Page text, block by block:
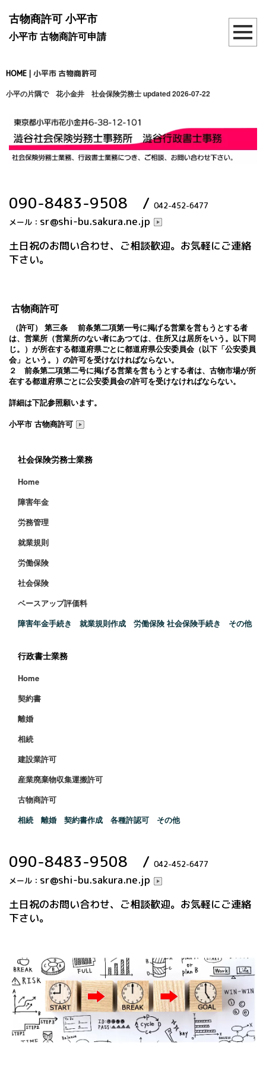
古物商許可 小平市
小平市 古物商許可申請
HOME | 小平市 古物商許可
小平の片隅で 花小金井 社会保険労務士updated 2026-07-22
090-8483-9508 / 042-452-6477
メール： sr@shi-bu.sakura.ne.jp
土日祝のお問い合わせ、ご相談歓迎。お気軽にご連絡
下さい。
古物商許可
（許可） 第三条 前条第二項第一号に掲げる営業を営もうとする者
は、営業所（営業所のない者にあつては、住所又は居所をいう。以下同
じ。）が所在する都道府県ごとに都道府県公安委員会（以下「公安委員
会」という。）の許可を受けなければならない。
２ 前条第二項第二号に掲げる営業を営もうとする者は、古物市場が所
在する都道府県ごとに公安委員会の許可を受けなければならない。
詳細は下記参照願います。
小平市 古物商許可
社会保険労務士業務
Home
障害年金
労務管理
就業規則
労働保険
社会保険
ベースアップ評価料
障害年金手続き 就業規則作成 労働保険 社会保険手続き その他
行政書士業務
Home
契約書
離婚
相続
建設業許可
産業廃棄物収集運搬許可
古物商許可
相続 離婚 契約書作成 各種許認可 その他
090-8483-9508 / 042-452-6477
メール： sr@shi-bu.sakura.ne.jp
土日祝のお問い合わせ、ご相談歓迎。お気軽にご連絡
下さい。